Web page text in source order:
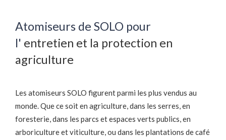
Atomiseurs de SOLO pour
l' entretien et la protection en
agriculture
Les atomiseurs SOLO figurent parmi les plus vendus au
monde. Que ce soit en agriculture, dans les serres, en
foresterie, dans les parcs et espaces verts publics, en
arboriculture et viticulture, ou dans les plantations de café